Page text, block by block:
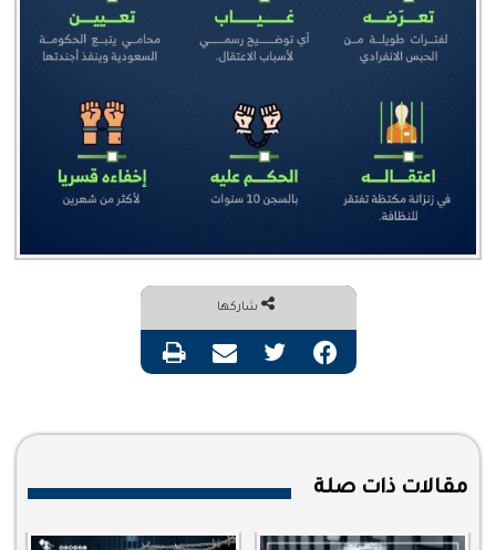
شاركها
فيسبوك تويتر مشاركة عبر البريد طباعة
مقالات ذات صلة